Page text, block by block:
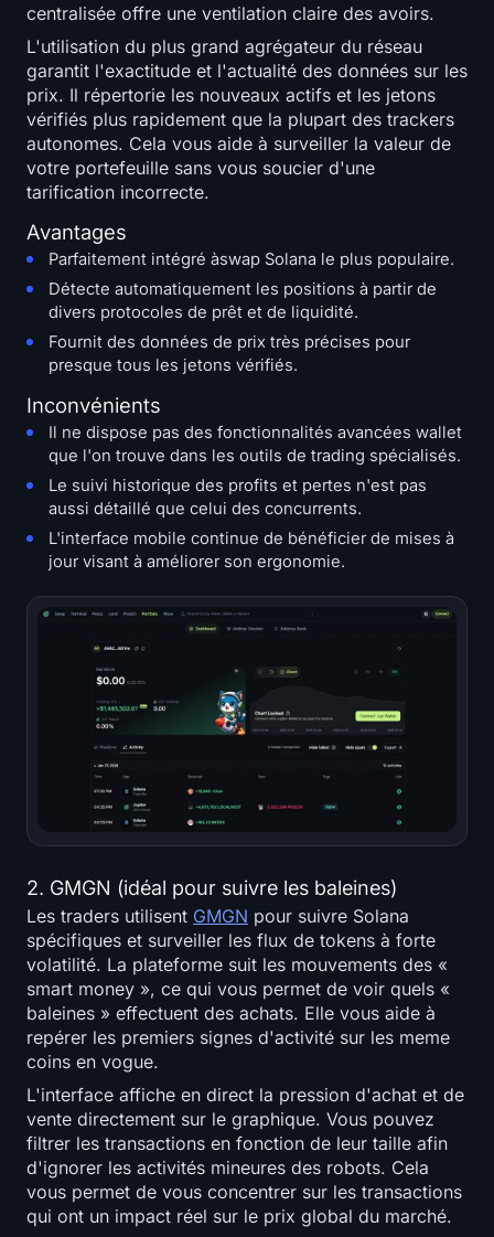
centralisée offre une ventilation claire des avoirs.
L'utilisation du plus grand agrégateur du réseau
garantit l'exactitude et l'actualité des données sur les
prix. Il répertorie les nouveaux actifs et les jetons
vérifiés plus rapidement que la plupart des trackers
autonomes. Cela vous aide à surveiller la valeur de
votre portefeuille sans vous soucier d'une
tarification incorrecte.
Avantages
Parfaitement intégré àswap Solana le plus populaire.
Détecte automatiquement les positions à partir de
divers protocoles de prêt et de liquidité.
Fournit des données de prix très précises pour
presque tous les jetons vérifiés.
Inconvénients
Il ne dispose pas des fonctionnalités avancées wallet
que l'on trouve dans les outils de trading spécialisés.
Le suivi historique des profits et pertes n'est pas
aussi détaillé que celui des concurrents.
L'interface mobile continue de bénéficier de mises à
jour visant à améliorer son ergonomie.
2. GMGN (idéal pour suivre les baleines)
Les traders utilisent GMGN pour suivre Solana
spécifiques et surveiller les flux de tokens à forte
volatilité. La plateforme suit les mouvements des «
smart money », ce qui vous permet de voir quels «
baleines » effectuent des achats. Elle vous aide à
repérer les premiers signes d'activité sur les meme
coins en vogue.
L'interface affiche en direct la pression d'achat et de
vente directement sur le graphique. Vous pouvez
filtrer les transactions en fonction de leur taille afin
d'ignorer les activités mineures des robots. Cela
vous permet de vous concentrer sur les transactions
qui ont un impact réel sur le prix global du marché.